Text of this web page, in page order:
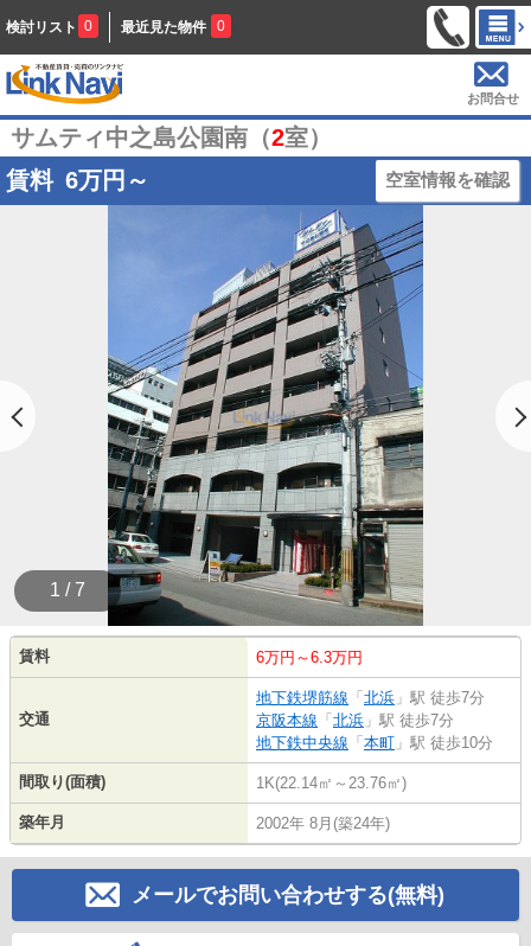
検討リスト 0 最近見た物件 0
お問合せ
サムティ中之島公園南（2室）
賃料 6万円～ 空室情報を確認
1 / 7
賃料 6万円～6.3万円
交通
地下鉄堺筋線 「 北浜 」駅 徒歩7分
京阪本線 「 北浜 」駅 徒歩7分
地下鉄中央線 「 本町 」駅 徒歩10分
間取り(面積) 1K(22.14㎡～23.76㎡)
築年月 2002年 8月(築24年)
メールでお問い合わせする(無料)